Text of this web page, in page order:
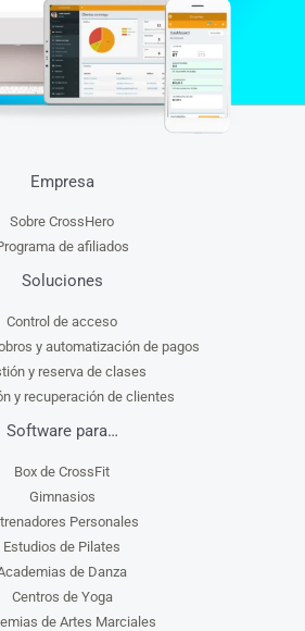
Empresa
Sobre CrossHero
de afiliados
Soluciones
Control de acceso
y automatización de pagos
y reserva de clases
y recuperación de clientes
Software para…
Box de CrossFit
Gimnasios
Personales
Estudios de Pilates
de Danza
Centros de Yoga
de Artes Marciales